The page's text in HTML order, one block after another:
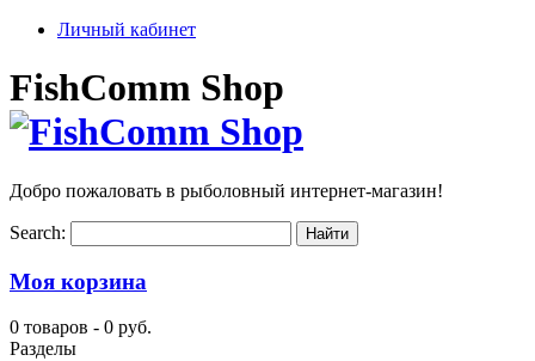
Личный кабинет
FishComm Shop
Добро пожаловать в рыболовный интернет-магазин!
Search:
Моя корзина
0 товаров - 0 руб.
Разделы